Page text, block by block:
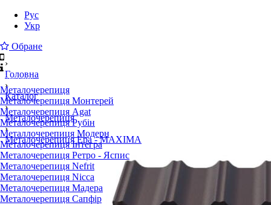
Рус
Укр
Обране
Каталог
Металочерепиця
Металочерепиця Монтерей
Металочерепиця Agat
Металочерепиця Рубiн
Металлочерепиця Модерн
Металочерепиця Інтегра
Металочерепиця Ретро - Яспис
Металочерепиця Nefrit
Металочерепиця Nicca
Металочерепиця Мадера
Металочерепиця Сапфір
›
Головна
›
Каталог
›
Металочерепиця
›
Металочерепиця Ера - MAXIMA